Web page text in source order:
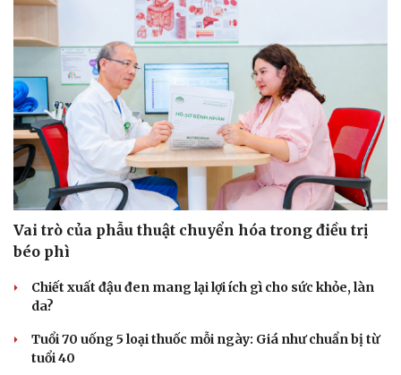
Vai trò của phẫu thuật chuyển hóa trong điều trị
béo phì
Chiết xuất đậu đen mang lại lợi ích gì cho sức khỏe, làn
da?
Tuổi 70 uống 5 loại thuốc mỗi ngày: Giá như chuẩn bị từ
tuổi 40